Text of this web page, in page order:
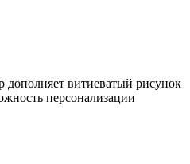
дополняет витиеватый рисунок
персонализации